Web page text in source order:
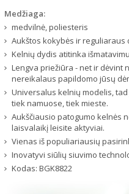
Medžiaga:
medvilnė, poliesteris
Aukštos kokybės ir reguliaraus
Kelnių dydis atitinka
Lengva priežiūra - net ir dėvint
nereikalaus papildomo jūsų
Universalus kelnių modelis,
tiek namuose, tiek mieste.
Aukščiausio patogumo kelnės
laisvalaikį leisite aktyviai.
Vienas iš populiariausių
Inovatyvi siūlių siuvimo
Kodas: BGK8822